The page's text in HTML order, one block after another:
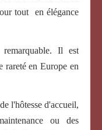
tout en élégance
Il est
rareté en Europe en
l'hôtesse d'accueil,
ou des